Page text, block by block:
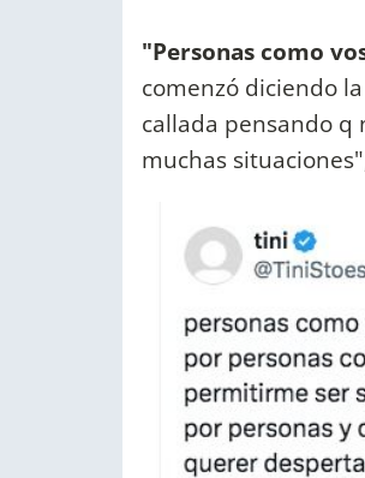
"Personas como
comenzó diciendo
callada pensando
muchas